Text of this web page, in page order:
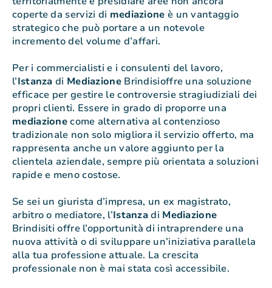
coperte da servizi di mediazione è un vantaggio
strategico che può portare a un notevole
incremento del volume d’affari.
Per i commercialisti e i consulenti del lavoro,
l’Istanza di MediazioneBrindisioffre una soluzione
efficace per gestire le controversie stragiudiziali dei
propri clienti. Essere in grado di proporre una
mediazionecome alternativa al contenzioso
tradizionale non solo migliora il servizio offerto, ma
rappresenta anche un valore aggiunto per la
clientela aziendale, sempre più orientata a soluzioni
rapide e meno costose.
Se sei un giurista d’impresa, un ex magistrato,
arbitro o mediatore, l’Istanzadi Mediazione
Brindisiti offre l’opportunità di intraprendere una
nuova attività o di sviluppare un’iniziativa parallela
alla tua professione attuale. La crescita
professionale non è mai stata così accessibile.